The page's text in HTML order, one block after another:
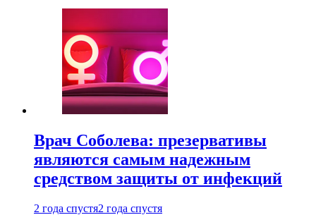
Врач Соболева: презервативы
являются самым надежным
средством защиты от инфекций
2 года спустя2 года спустя